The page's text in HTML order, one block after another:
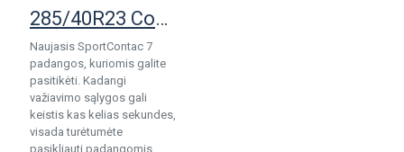
285/40R23 Continental SportContact 7 pad.
Naujasis SportContac 7
padangos, kuriomis galite
pasitikėti. Kadangi
važiavimo sąlygos gali
keistis kas kelias sekundes,
visada turėtumėte
pasikliauti padangomis,